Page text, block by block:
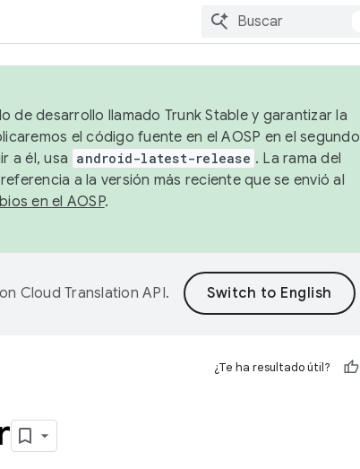
de desarrollo llamado Trunk Stable y garantizar la
el código fuente en el AOSP en el segundo
a él, usa android-latest-release . La rama del
a la versión más reciente que se envió al
en el AOSP.
Cloud Translation API.
¿Te ha resultado útil?